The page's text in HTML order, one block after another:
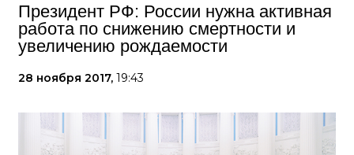
Президент РФ: России нужна активная
работа по снижению смертности и
увеличению рождаемости
28 ноября 2017, 19:43